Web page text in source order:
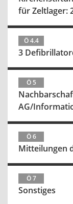
für Zeltlager:
Ö 4.4
3
Ö 5
AG/
Ö 6
Mitteilungen
Ö 7
Sonstiges